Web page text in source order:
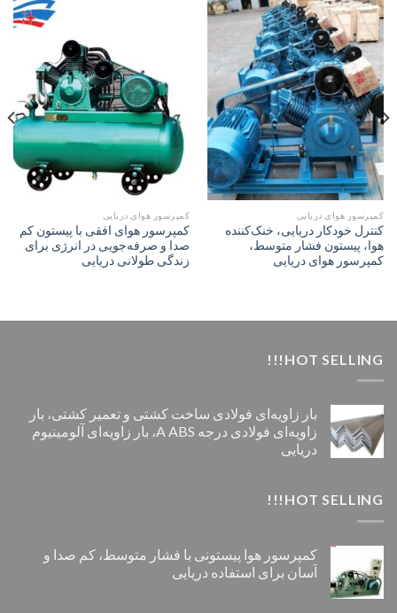
کمپرسور هوای دریایی
کنترل خودکار دریایی، خنک‌کننده
هوا، پیستون فشار متوسط،
کمپرسور هوای دریایی
کمپرسور هوای دریایی
کمپرسور هوای افقی با پیستون کم
صدا و صرفه‌جویی در انرژی برای
زندگی طولانی دریایی
HOT SELLING!!!
بار زاویه‌ای فولادی ساخت کشتی و تعمیر کشتی، بار
زاویه‌ای فولادی درجه A ABS، بار زاویه‌ای آلومینیوم
دریایی
HOT SELLING!!!
کمپرسور هوا پیستونی با فشار متوسط، کم صدا و
آسان برای استفاده دریایی